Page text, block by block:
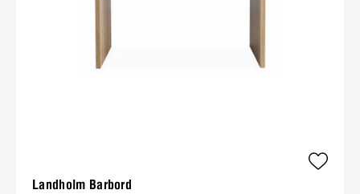
Landholm Barbord